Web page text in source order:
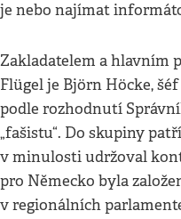
je nebo najímat
Zakladatelem a hlavním
Flügel je Björn Höcke,
podle rozhodnutí
„fašistu“. Do skupiny
v minulosti udržoval
pro Německo byla
v regionálních